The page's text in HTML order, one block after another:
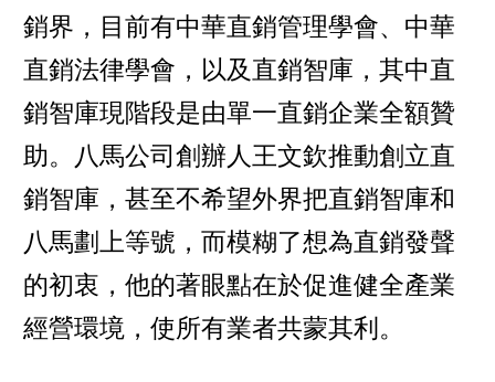
銷界，目前有中華直銷管理學會、中華
直銷法律學會，以及直銷智庫，其中直
銷智庫現階段是由單一直銷企業全額贊
助。八馬公司創辦人王文欽推動創立直
銷智庫，甚至不希望外界把直銷智庫和
八馬劃上等號，而模糊了想為直銷發聲
的初衷，他的著眼點在於促進健全產業
經營環境，使所有業者共蒙其利。